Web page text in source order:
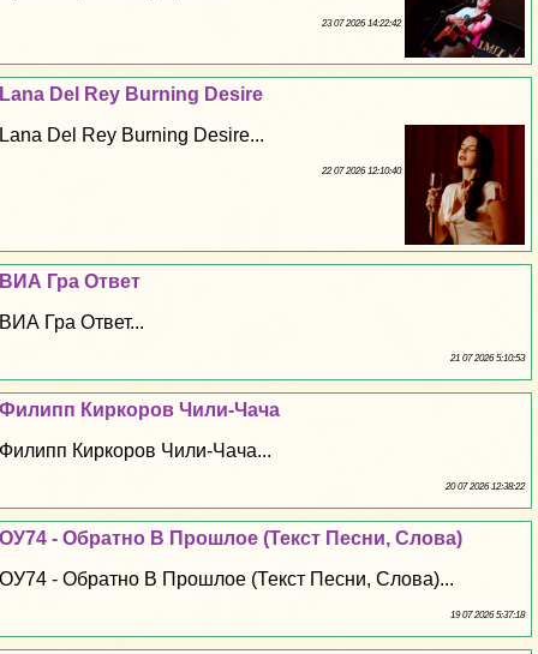
23 07 2026 14:22:42
Lana Del Rey Burning Desire
Lana Del Rey Burning Desire...
22 07 2026 12:10:40
ВИА Гра Ответ
ВИА Гра Ответ...
21 07 2026 5:10:53
Филипп Киркоров Чили-Чача
Филипп Киркоров Чили-Чача...
20 07 2026 12:38:22
ОУ74 - Обратно В Прошлое (Текст Песни, Слова)
ОУ74 - Обратно В Прошлое (Текст Песни, Слова)...
19 07 2026 5:37:18